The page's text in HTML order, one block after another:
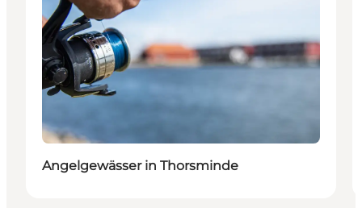
Angelgewässer in Thorsminde